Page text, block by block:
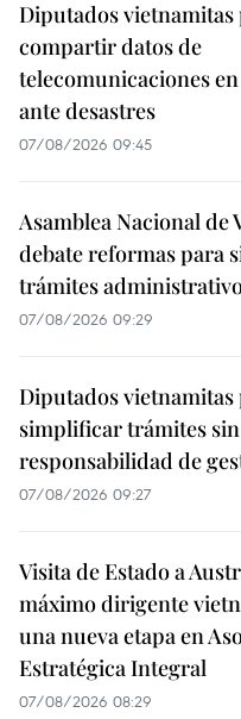
Diputados vietnamitas
compartir datos de
telecomunicaciones
ante desastres
07/08/2026 09:45
Asamblea Nacional de
debate reformas para
trámites
07/08/2026 09:29
Diputados vietnamitas
simplificar trámites
responsabilidad de
07/08/2026 09:27
Visita de Estado a
máximo dirigente
una nueva etapa en
Estratégica Integral
07/08/2026 08:29